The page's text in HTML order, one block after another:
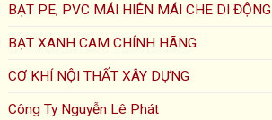
BẠT PE, PVC MÁI HIÊN MÁI CHE DI ĐỘNG
BẠT XANH CAM CHÍNH HÃNG
CƠ KHÍ NỘI THẤT XÂY DỰNG
Công Ty Nguyễn Lê Phát